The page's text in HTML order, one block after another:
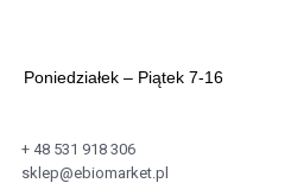
Poniedziałek – Piątek 7-16
+ 48 531 918 306
sklep@ebiomarket.pl